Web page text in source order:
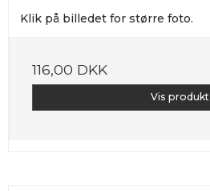
Klik på billedet for større foto.
116,00 DKK
Vis produkt